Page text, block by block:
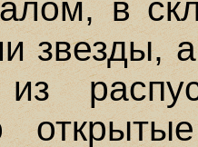
в
звезды,